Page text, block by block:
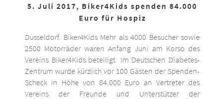
5. Juli 2017, Biker4Kids spenden 84.000
Euro für Hospiz
Düsseldorf. Biker4Kids Mehr als 4000 Besucher sowie
2500 Motorräder waren Anfang Juni am Korso des
Vereins Biker4Kids beteiligt. Im Deutschen Diabetes-
Zentrum wurde kürzlich vor 100 Gästen der Spenden-
Scheck in Höhe von 84.000 Euro an Vertreter des
Vereins der Freunde und Unterstützer der